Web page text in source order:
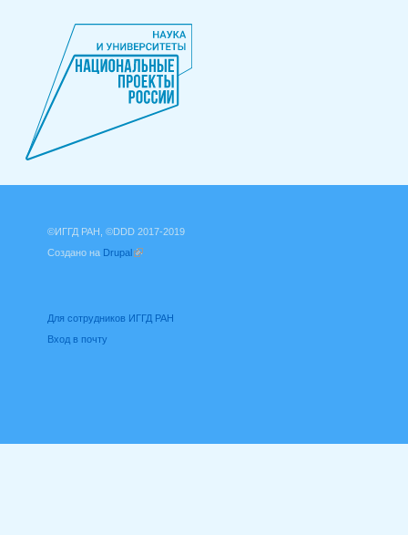
©ИГГД РАН, ©DDD 2017-2019
Создано на Drupal
Для сотрудников ИГГД РАН
Вход в почту